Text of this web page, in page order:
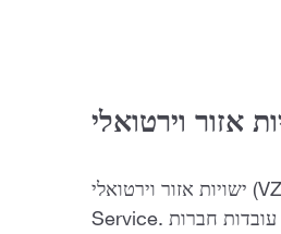
אזור וירטואלי
ישויות אזור וירטואלי (VZE) היו הבאות אחרי חברות FIZ שנפלו תחת הלולאה של Revenue
Service. ברבעון השני של 2021 החל שירות המסים לבדוק האם התוכנה עליה עובדות חברות